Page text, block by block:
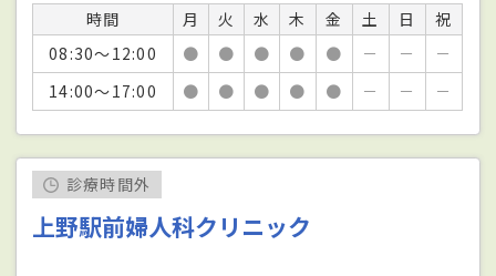
時間 月 火 水 木 金 土 日
祝
08:30～12:00
● ● ● ● ● － －
－
14:00～17:00
● ● ● ● ● － － －
診療時間外
上野駅前婦人科クリニック